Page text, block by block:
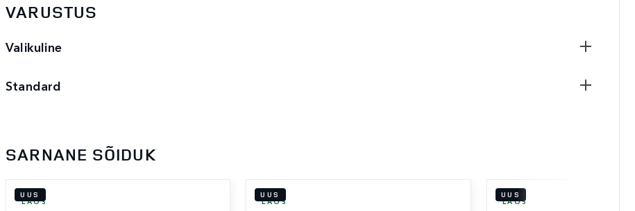
VARUSTUS
Valikuline
Standard
SARNANE SÕIDUK
UUS
LAOS
UUS
LAOS
UUS
LAOS